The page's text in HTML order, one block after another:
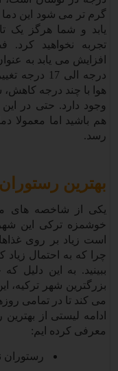
گرم تر می شود این
یابد و شما هرگز یک
تجربه نخواهید کرد.
درجه الی
هوا با چند درجه
وجود دارد. حتی در
هم باشید اما معمولا
رسد.
بهترین
یکی از شاخصه های
خوشمزه ترکی این
است زیاد بر روی
چرا که به احتمال
ببینید. به این دلیل
بزرگترین شهر ترکیه،
می کند تا در تمامی
ادامه لیستی از
معرفی کرده ایم: